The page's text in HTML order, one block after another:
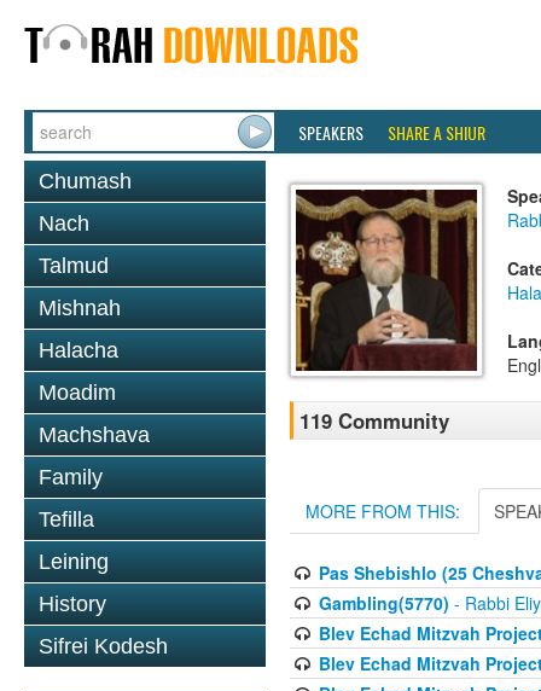
SPEAKERS SHARE A SHIUR
Chumash
Nach
Talmud
Mishnah
Halacha
Moadim
Machshava
Family
Tefilla
Leining
History
Sifrei Kodesh
119 Community
MORE FROM THIS:
Pas Shebishlo (25
Gambling(5770) - Rabbi
Blev Echad Mitzvah
Blev Echad Mitzvah